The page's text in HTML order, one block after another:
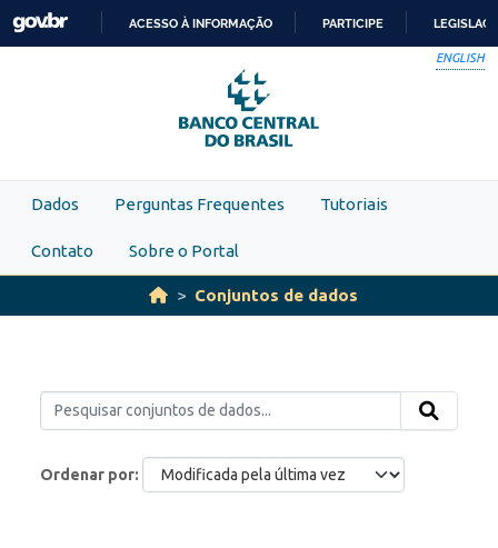
Skip to main content
PARA
O
CONTEÚDO
ACESSO À INFORMAÇÃO PARTICIPE
ENGLISH
Dados Perguntas Frequentes Tutoriais
Contato Sobre o Portal
Conjuntos de dados
Ordenar por